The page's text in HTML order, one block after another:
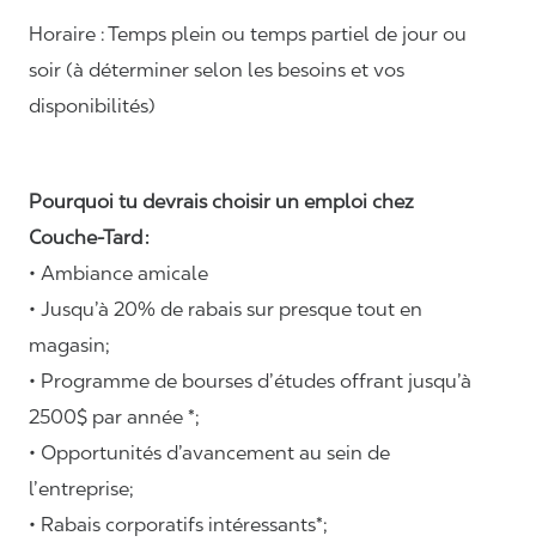
Horaire :Temps plein ou temps partiel de jour ou
soir (à déterminer selon les besoins et vos
disponibilités)
Pourquoi tu devrais choisir un emploi chez
Couche-Tard :
• Ambiance amicale
• Jusqu’à 20% de rabais sur presque tout en
magasin;
• Programme de bourses d’études offrant jusqu’à
2500$ par année *;
• Opportunités d’avancement au sein de
l’entreprise;
• Rabais corporatifs intéressants*;